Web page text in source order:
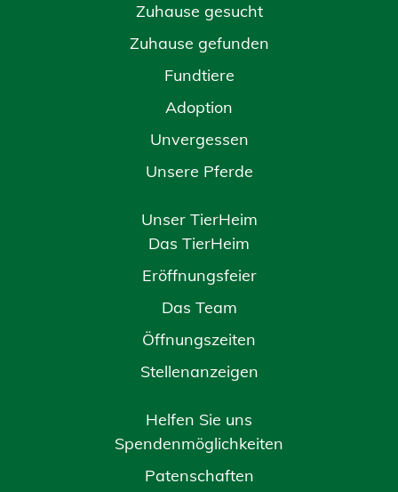
Zuhause gesucht
Zuhause gefunden
Fundtiere
Adoption
Unvergessen
Unsere Pferde
Unser TierHeim
Das TierHeim
Eröffnungsfeier
Das Team
Öffnungszeiten
Stellenanzeigen
Helfen Sie uns
Spendenmöglichkeiten
Patenschaften